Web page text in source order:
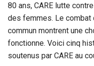
80 ans, CARE lutte
des femmes. Le
commun montrent une
fonctionne. Voici cinq
soutenus par CARE au